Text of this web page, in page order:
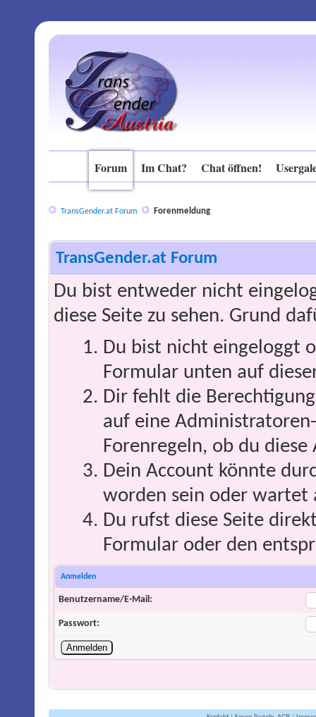
Forum Im Chat? Chat öffnen!
TransGender.at Forum Forenmeldung
TransGender.at Forum
Du bist entweder nicht
diese Seite zu sehen. Grund
Du bist nicht eingeloggt
Formular unten auf
Dir fehlt die
auf eine
Forenregeln, ob du
Dein Account könnte
worden sein oder wartet
Du rufst diese Seite
Formular oder den
Anmelden
Benutzername/E-Mail:
Passwort: